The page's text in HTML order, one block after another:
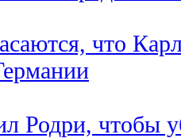
что
Родри, чтобы